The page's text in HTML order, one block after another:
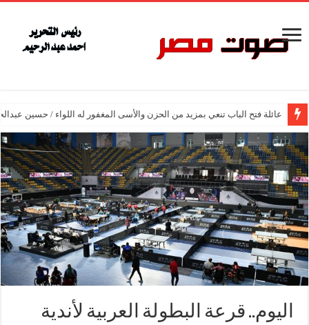
عائلة فتح الباب تنعي بمزيد من الحزن والأسى المغفور له اللواء / حسين
اليوم.. قرعة البطولة العربية لأندية